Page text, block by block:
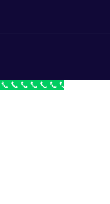
Бесплатный звонок